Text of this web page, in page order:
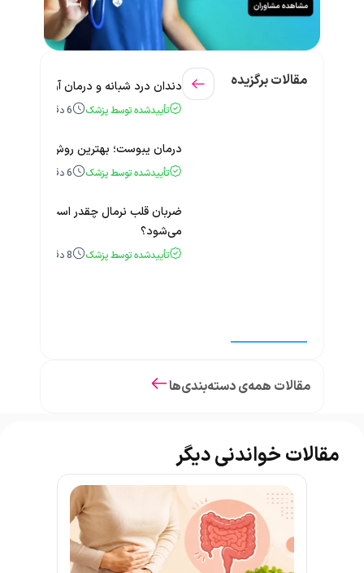
مقالات برگزیده دندان درد شبانه و درمان آن +
تأییدشده توسط پزشک 6دقیقه
درمان یبوست؛ بهترین روش‌های
تأییدشده توسط پزشک 6دقیقه
ضربان قلب نرمال چقدر است؟ چه
می‌شود؟
تأییدشده توسط پزشک 8دقیقه
مقالات همه‌ی دسته‌بندی‌ها
مقالات خواندنی دیگر